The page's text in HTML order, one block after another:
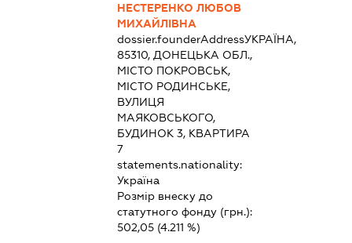
НЕСТЕРЕНКО ЛЮБОВ
МИХАЙЛІВНА
dossier.founderAddressУКРАЇНА,
85310, ДОНЕЦЬКА ОБЛ.,
МІСТО ПОКРОВСЬК,
МІСТО РОДИНСЬКЕ,
ВУЛИЦЯ
МАЯКОВСЬКОГО,
БУДИНОК 3, КВАРТИРА
7
statements.nationality:
Україна
Розмір внеску до
статутного фонду (грн.):
502,05(4.211 %)